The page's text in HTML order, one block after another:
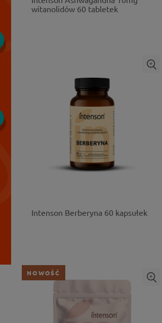
witanolidów 60 tabletek
Intenson Berberyna 60 kapsułek
NOWOŚĆ